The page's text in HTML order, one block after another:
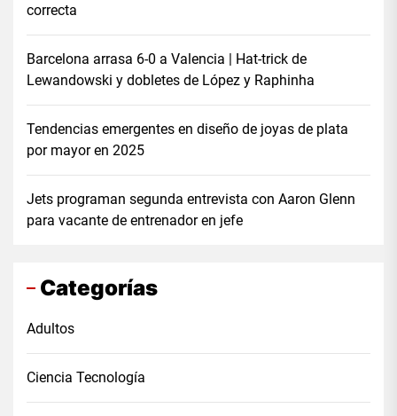
correcta
Barcelona arrasa 6-0 a Valencia | Hat-trick de
Lewandowski y dobletes de López y Raphinha
Tendencias emergentes en diseño de joyas de plata
por mayor en 2025
Jets programan segunda entrevista con Aaron Glenn
para vacante de entrenador en jefe
Categorías
Adultos
Ciencia Tecnología